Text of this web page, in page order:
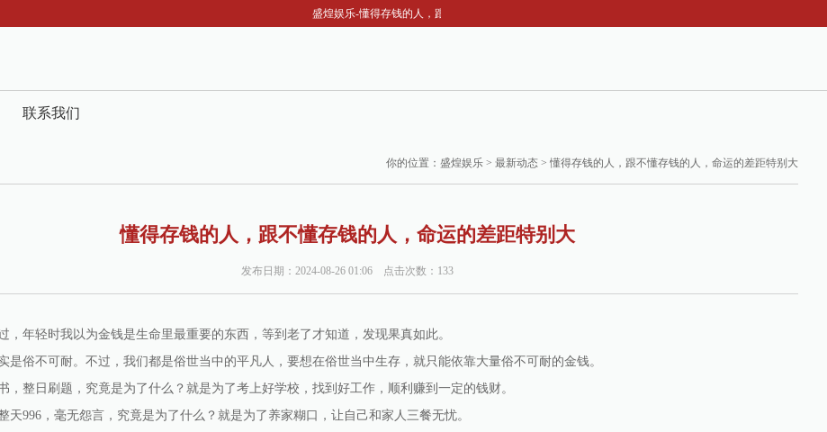
盛煌娱乐-懂得存钱的人，跟不懂存钱的人，命运的差距特别大
联系我们
你的位置： 盛煌娱乐 > 最新动态 > 懂得存钱的人，跟不懂存钱的人，命运的差距特别大
懂得存钱的人，跟不懂存钱的人，命运的差距特别大
发布日期：2024-08-26 01:06 点击次数：133
，年轻时我以为金钱是生命里最重要的东西，等到老了才知道，发现果真如此。
是俗不可耐。不过，我们都是俗世当中的平凡人，要想在俗世当中生存，就只能依靠大量俗不可耐的金钱。
，整日刷题，究竟是为了什么？就是为了考上好学校，找到好工作，顺利赚到一定的钱财。
天996，毫无怨言，究竟是为了什么？就是为了养家糊口，让自己和家人三餐无忧。